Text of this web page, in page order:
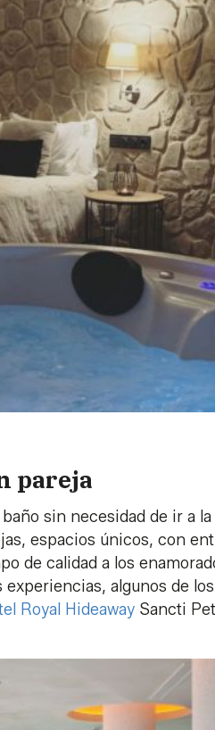
pareja
sin necesidad de ir a
espacios únicos, con
de calidad a los
algunos de
Royal Hideaway Sancti